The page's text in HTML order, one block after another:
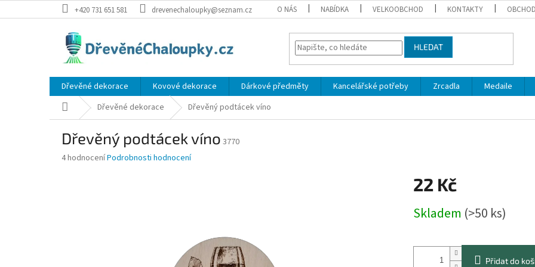
na
+420 731 651 581 drevenechaloupky@seznam.cz O NÁS NABÍDKA VELKOOBCHOD KONTAKTY
HLEDAT
Dřevěné dekorace Kovové dekorace Dárkové předměty Kancelářské potřeby Zrcadla Medaile
Domů Dřevěné dekorace Dřevěný podtácek víno
Dřevěný podtácek víno 3770
Průměrné
4 hodnoceníPodrobnosti hodnocení
22 Kč
cena:
Skladem (>50 ks)
Přidat do